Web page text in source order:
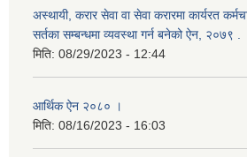
अस्थायी, करार सेवा वा सेवा करारमा कार्यरत
सर्तका सम्बन्धमा व्यवस्था गर्न बनेको ऐन, २०७९ ‍.
मिति: 08/29/2023 - 12:44
आर्थिक ऐन २०८० ।
मिति: 08/16/2023 - 16:03